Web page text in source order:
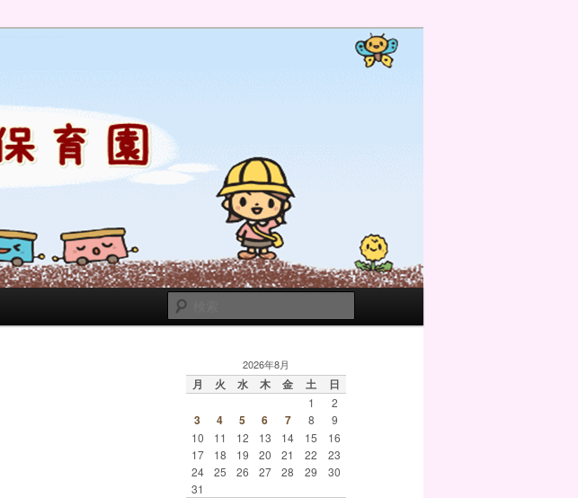
索
2026年8月
月 火 水 木 金 土 日
1 2
3 4 5 6 7 8
9
10
11 12 13 14 15
16
17
18 19 20 21 22
23
24
25 26 27 28 29
30
31